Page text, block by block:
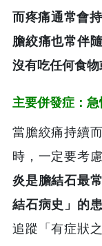
而疼痛通常會
膽絞痛也常伴
沒有吃任何食物
主要併發症：
當膽絞痛持續
時，一定要考
炎是膽結石最
結石病史」的
追蹤「有症狀